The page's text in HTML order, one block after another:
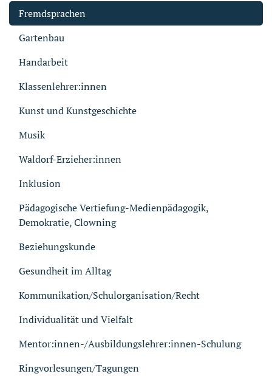
Fremdsprachen
Gartenbau
Handarbeit
Klassenlehrer:innen
Kunst und Kunstgeschichte
Musik
Waldorf-Erzieher:innen
Inklusion
Pädagogische Vertiefung-Medienpädagogik,
Demokratie, Clowning
Beziehungskunde
Gesundheit im Alltag
Kommunikation/Schulorganisation/Recht
Individualität und Vielfalt
Mentor:innen-/Ausbildungslehrer:innen-Schulung
Ringvorlesungen/Tagungen